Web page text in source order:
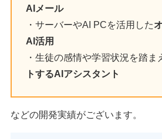
AIメール
・サーバーやAI PCを活用した
AI活用
・生徒の感情や学習状況を踏ま
トするAIアシスタント
などの開発実績がございます。